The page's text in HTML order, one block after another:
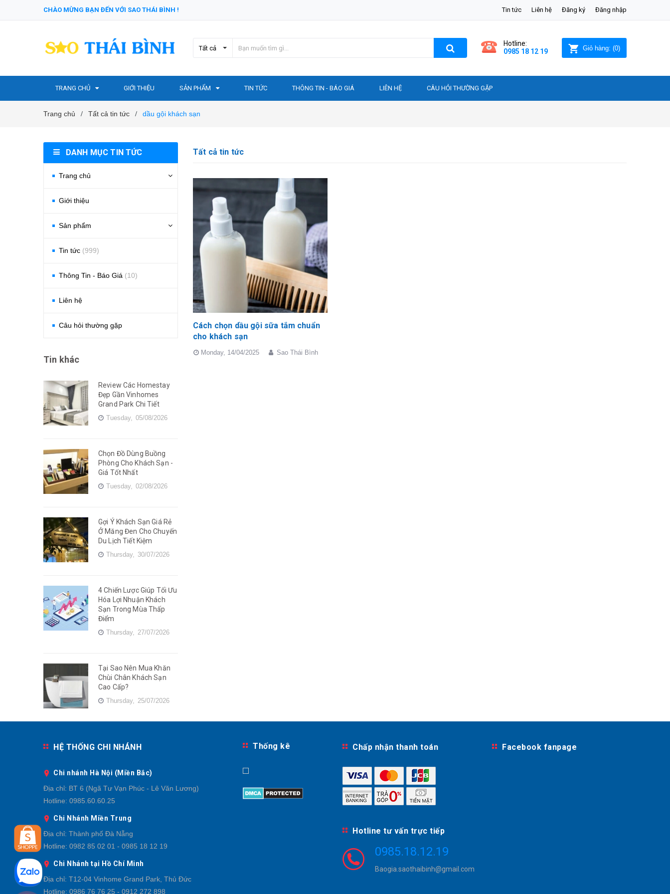
CHÀO MỪNG BẠN ĐẾN VỚI SAO THÁI BÌNH ! Tin tức Liên hệ Đăng ký Đăng nhập
Tất cả
Hotline:
0985 18 12 19
Giỏ hàng: (0)
TRANG CHỦ GIỚI THIỆU SẢN PHẨM TIN TỨC THÔNG TIN - BÁO GIÁ LIÊN HỆ CÂU HỎI THƯỜNG GẶP
Trang chủ / Tất cả tin tức / dầu gội khách sạn
Tất cả tin tức
Cách chọn dầu gội sữa tắm chuẩn
cho khách sạn
Monday, 14/04/2025 Sao Thái Bình
DANH MỤC TIN TỨC
Trang chủ
Giới thiệu
Sản phẩm
Tin tức (999)
Thông Tin - Báo Giá (10)
Liên hệ
Câu hỏi thường gặp
Tin khác
Review Các Homestay
Đẹp Gần Vinhomes
Grand Park Chi Tiết
Tuesday, 05/08/2026
Chọn Đồ Dùng Buồng
Phòng Cho Khách Sạn -
Giá Tốt Nhất
Tuesday, 02/08/2026
Gợi Ý Khách Sạn Giá Rẻ
Ở Măng Đen Cho Chuyến
Du Lịch Tiết Kiệm
Thursday, 30/07/2026
4 Chiến Lược Giúp Tối Ưu
Hóa Lợi Nhuận Khách
Sạn Trong Mùa Thấp
Điểm
Thursday, 27/07/2026
Tại Sao Nên Mua Khăn
Chùi Chân Khách Sạn
Cao Cấp?
Thursday, 25/07/2026
HỆ THỐNG CHI NHÁNH
Chi nhánh Hà Nội (Miền Bắc)
Địa chỉ: BT 6 (Ngã Tư Vạn Phúc - Lê Văn Lương)
Hotline: 0985.60.60.25
Chi Nhánh Miền Trung
Địa chỉ: Thành phố Đà Nẵng
Hotline: 0982 85 02 01 - 0985 18 12 19
Chi Nhánh tại Hồ Chí Minh
Địa chỉ: T12-04 Vinhome Grand Park, Thủ Đức
Hotline: 0986 76 76 25 - 0912 272 898
Thống kê Chấp nhận thanh toán
Hotline tư vấn trực tiếp
0985.18.12.19
Baogia.saothaibinh@gmail.com
Facebook fanpage